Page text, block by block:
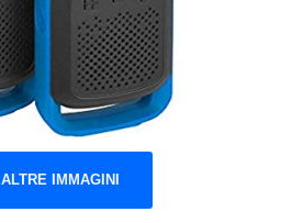
ALTRE IMMAGINI